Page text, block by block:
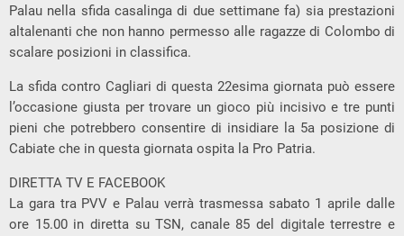
Palau nella sfida casalinga di due settimane fa) sia prestazioni
altalenanti che non hanno permesso alle ragazze di Colombo di
scalare posizioni in classifica.
La sfida contro Cagliari di questa 22esima giornata può essere
l’occasione giusta per trovare un gioco più incisivo e tre punti
pieni che potrebbero consentire di insidiare la 5a posizione di
Cabiate che in questa giornata ospita la Pro Patria.
DIRETTA TV E FACEBOOK
La gara tra PVV e Palau verrà trasmessa sabato 1 aprile dalle
ore 15.00 in diretta su TSN, canale 85 del digitale terrestre e